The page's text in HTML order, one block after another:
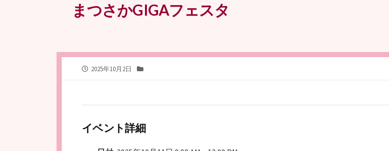
まつさかGIGAフェスタ
公
2025年10月2日
イベント詳細